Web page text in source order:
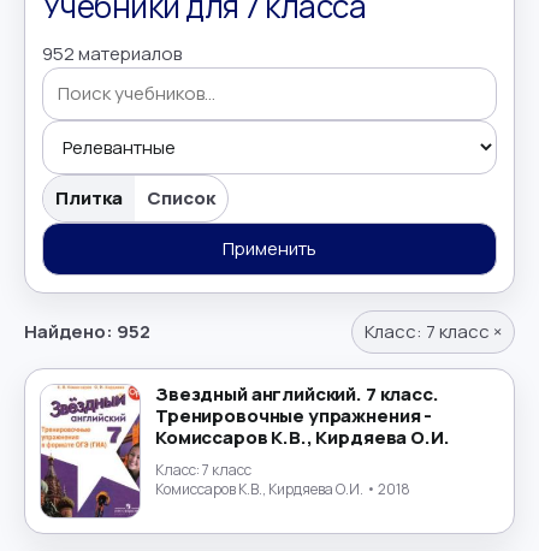
Дополнительно
Естествознание →
Иностранные языки
→
Испанский язык →
История
История России
Итальянский язык →
952 материалов
Поиск учебников
Плитка
Список
Применить
Найдено: 952 Класс: 7 класс ×
Звездный английский. 7 класс.
Тренировочные упражнения -
Комиссаров К.В., Кирдяева О.И.
Класс:7 класс
Комиссаров К.В., Кирдяева О.И. • 2018